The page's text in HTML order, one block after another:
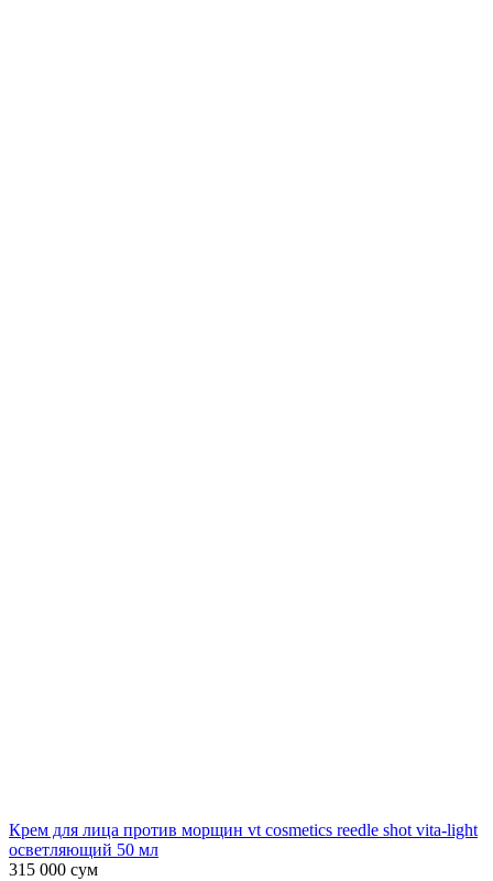
Крем для лица против морщин vt cosmetics reedle shot vita-light
осветляющий 50 мл
315 000 сум